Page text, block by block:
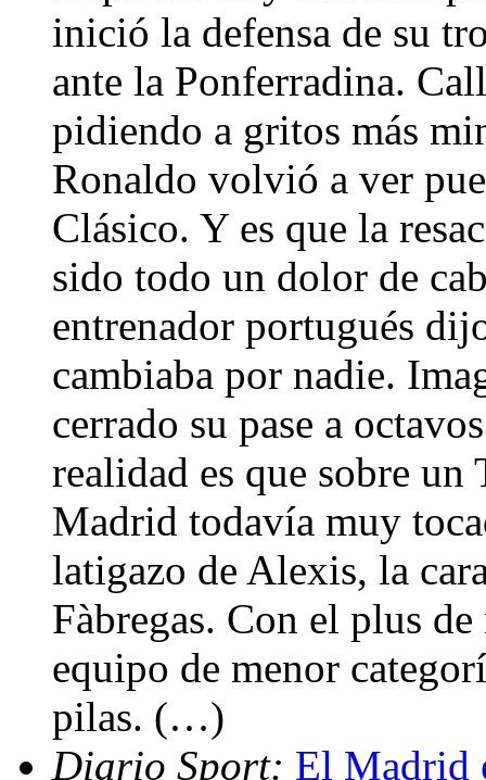
inició la defensa de su
ante la Ponferradina.
pidiendo a gritos más
Ronaldo volvió a ver
Clásico. Y es que la
sido todo un dolor de
entrenador portugués
cambiaba por nadie.
cerrado su pase a
realidad es que sobre
Madrid todavía muy
latigazo de Alexis, la
Fàbregas. Con el plus
equipo de menor
pilas. (…)
Diario Sport: El Madrid